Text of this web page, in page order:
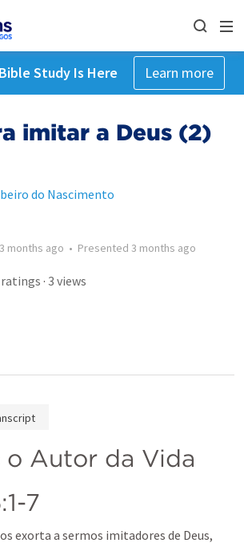
Study Is Here Learn more
imitar a Deus (2)
do Nascimento
3 months ago • Presented 3 months ago
ratings · 3 views
o Autor da Vida
7
exorta a sermos imitadores de Deus,